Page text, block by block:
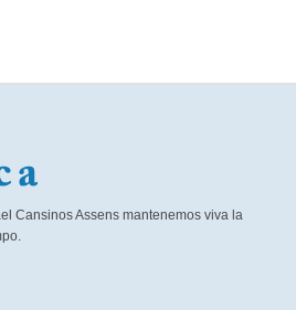
Cansinos Assens mantenemos viva la